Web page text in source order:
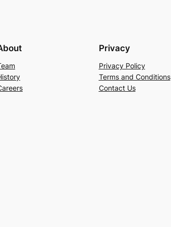
Privacy
Privacy Policy
Terms and Conditions
Contact Us